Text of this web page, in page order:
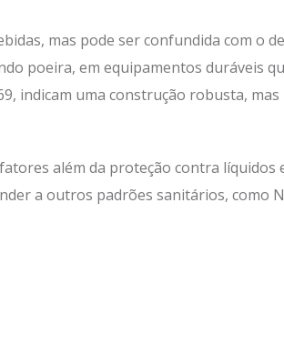
mas pode ser confundida com o
poeira, em equipamentos duráveis
indicam uma construção robusta, mas
além da proteção contra líquidos
a outros padrões sanitários, como